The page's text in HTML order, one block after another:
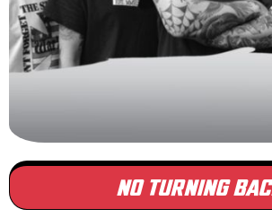
NO TURNING